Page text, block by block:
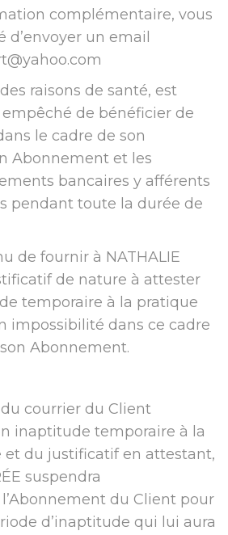
complémentaire, vous
d’envoyer un email
raisons de santé, est
de bénéficier de
le cadre de son
Abonnement et les
bancaires y afférents
pendant toute la durée de
de fournir à NATHALIE
de nature à attester
temporaire à la pratique
impossibilité dans ce cadre
Abonnement.
courrier du Client
inaptitude temporaire à la
et du justificatif en attestant,
suspendra
du Client pour
d’inaptitude qui lui aura